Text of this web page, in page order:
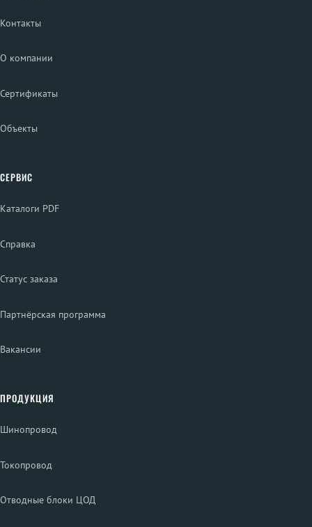
Контакты
О компании
Сертификаты
Объекты
СЕРВИС
Каталоги PDF
Справка
Статус заказа
Партнёрская программа
Вакансии
ПРОДУКЦИЯ
Шинопровод
Токопровод
Отводные блоки ЦОД